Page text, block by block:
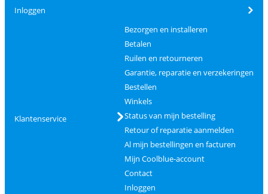
Inloggen
Klantenservice
Bezorgen en installeren
Betalen
Ruilen en retourneren
Garantie, reparatie en verzekeringen
Bestellen
Winkels
Status van mijn bestelling
Retour of reparatie aanmelden
Al mijn bestellingen en facturen
Mijn Coolblue-account
Contact
Inloggen